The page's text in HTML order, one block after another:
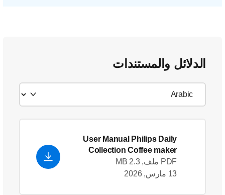
الدلائل والمستندات
User Manual Philips Daily
Collection Coffee maker
PDF ملف, 2.3 MB
13 مارس, 2026